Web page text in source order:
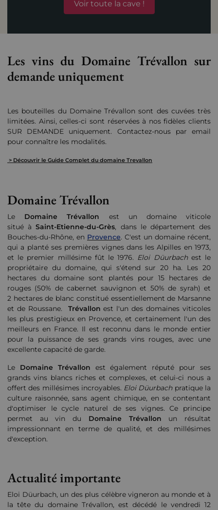
Voir toute la cave !
Les vins du Domaine Trévallon sur
demande uniquement
Les bouteilles du Domaine Trévallon sont des cuvées très
limitées. Ainsi, celles-ci sont réservées à nos fidèles clients
SUR DEMANDE uniquement. Contactez-nous par email
pour connaître les modalités.
> Découvrir le Guide Complet du domaine Trevallon
Domaine Trévallon
Le Domaine Trévallon est un domaine viticole
situé àSaint-Etienne-du-Grès, dans le département des
Bouches-du-Rhône, en Provence. C'est un domaine récent,
qui a planté ses premières vignes dans les Alpilles en 1973,
et le premier millésime fût le 1976. Eloi Düurbach est le
propriétaire du domaine, qui s'étend sur 20 ha. Les 20
hectares du domaine sont plantés pour 15 hectares de
rouges (50% de cabernet sauvignon et 50% de syrah) et
2 hectares de blanc constitué essentiellement de Marsanne
et de Roussane. Trévallon est l'un des domaines viticoles
les plus prestigieux en Provence, et certainement l'un des
meilleurs en France. Il est reconnu dans le monde entier
pour la puissance de ses grands vins rouges, avec une
excellente capacité de garde.
Le Domaine Trévallon est également réputé pour ses
grands vins blancs riches et complexes, et celui-ci nous a
offert des millésimes incroyables. Eloi Düurbachpratique la
culture raisonnée, sans agent chimique, en se contentant
d'optimiser le cycle naturel de ses vignes. Ce principe
permet au vin du Domaine Trévallon un résultat
impressionnant en terme de qualité, et des millésimes
d'exception.
Actualité importante
Eloi Düurbach, un des plus célèbre vigneron au monde et à
la tête du domaine Trévallon, est décédé le vendredi 12